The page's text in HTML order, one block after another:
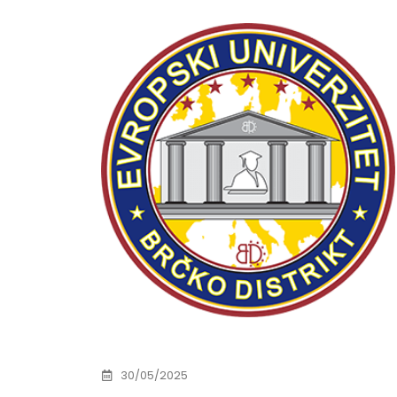
30/05/2025
Obavještenje za javnost 30.07.2026.
godine
30/07/2026
Obavještenje za javnost 30.07.2026.
godine
30/07/2026
Prof. dr Srđan Marinković – rezultati
ispita
Prof.
24/07/
Prof.
22/07/
Prof.
ispita